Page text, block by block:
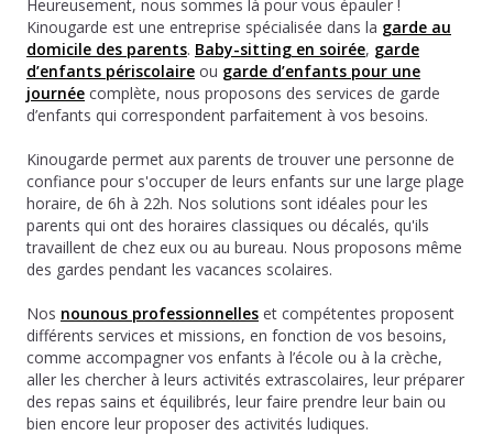
Heureusement, nous sommes là pour vous épauler !
Kinougarde est une entreprise spécialisée dans la garde au
domicile des parents. Baby-sitting en soirée, garde
d’enfants périscolaire ou garde d’enfants pour une
journée complète, nous proposons des services de garde
d’enfants qui correspondent parfaitement à vos besoins.
Kinougarde permet aux parents de trouver une personne de
confiance pour s'occuper de leurs enfants sur une large plage
horaire, de 6h à 22h. Nos solutions sont idéales pour les
parents qui ont des horaires classiques ou décalés, qu'ils
travaillent de chez eux ou au bureau. Nous proposons même
des gardes pendant les vacances scolaires.
Nos nounous professionnelles et compétentes proposent
différents services et missions, en fonction de vos besoins,
comme accompagner vos enfants à l’école ou à la crèche,
aller les chercher à leurs activités extrascolaires, leur préparer
des repas sains et équilibrés, leur faire prendre leur bain ou
bien encore leur proposer des activités ludiques.